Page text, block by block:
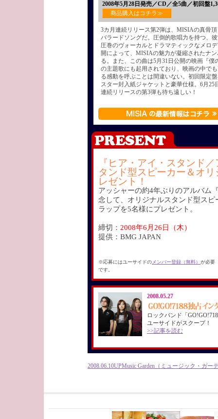
2008年5月28日発売／CD／全5曲／初回盤
商品購入はコチラ≫
3カ月連続リリース第2弾は、MISIAの真骨
バラードソングだ。圧倒的歌唱力を持つ、
圧巻のヴォーカルとドラマティックなメロ
開によって、MISIAの魅力が凝縮されたナ
る。また、この曲は5月31日公開の映画『僕
の主題歌にも起用されており、映画の中で
る感動を呼ぶことは間違いない。初回限定
スター封入紙ジャケットと豪華仕様。6月25
連続リリースの第3弾も待ち遠しい！
『ヒア・アイ・スタンド
タンド型スピーカー＆オ
レゼント！
アッシャーの約4年ぶりのアルバム
念して、オリジナルスタンド型ス
ラップを5名様にプレゼント。
締切： 2008年6月26日（木）
提供：BMG JAPAN
※応募にはユーサイドの メンバー登録（無料） が必要
です。
2008.05.27
ロックバンド「
ユーサイドがスクープ！
>>記事を読む
2008.06.10UPMusic Garden（ミュージック・ガー